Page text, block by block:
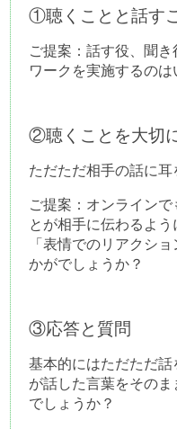
①聴くことと話す
ご提案：話す役、聞
ワークを実施するのは
②聴くことを大切
ただただ相手の話に
ご提案：オンライン
とが相手に伝わるよう
「表情でのリアクシ
かがでしょうか？
③応答と質問
基本的にはただただ
が話した言葉をその
でしょうか？